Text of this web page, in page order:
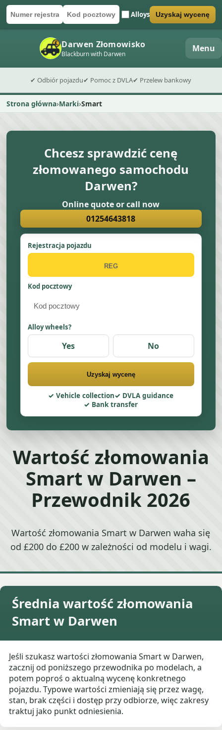
Numer rejestracyjny
Kod pocztowyAlloys
Wyślij formularz wyceny Uzyskaj wycenę
Darwen Złomowisko
Blackburn with Darwen Menu
✔ Odbiór pojazdu✔ Pomoc z DVLA✔ Przelew bankowy
Strona główna Marki Smart
Chcesz sprawdzić cenę
złomowanego samochodu
Darwen?
Online quote or call now
01254643818
Rejestracja pojazdu
Kod pocztowy
Alloy wheels?
Yes No
Uzyskaj wycenę
Vehicle collection
DVLA guidance
Bank transfer
Wartość złomowania
Smart w Darwen –
Przewodnik 2026
Wartość złomowania Smart w Darwen waha się
od £200 do £200 w zależności od modelu i wagi.
Średnia wartość złomowania
Smart w Darwen
Jeśli szukasz wartości złomowania Smart w Darwen,
zacznij od poniższego przewodnika po modelach, a
potem poproś o aktualną wycenę konkretnego
pojazdu. Typowe wartości zmieniają się przez wagę,
stan, brak części i dostęp przy odbiorze, więc zakresy
traktuj jako punkt odniesienia.